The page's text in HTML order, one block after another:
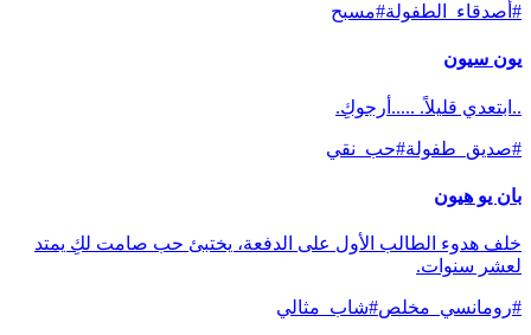
# أصدقاء_الطفولة#مسبح
يون سيون
..ابتعدي قليلاً. .....أرجوكِ.
#صديق_طفولة#حب_نقي
بان يو هيون
خلف هدوء الطالب الأول على الدفعة، يختبئ حب صامت لكِ يمتد
لعشر سنوات.
#رومانسي_مخلص#شاب_مثالي